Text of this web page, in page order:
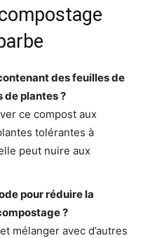
des feuilles de
de plantes ?
ce compost aux
tolérantes à
peut nuire aux
pour réduire la
?
mélanger avec d’autres